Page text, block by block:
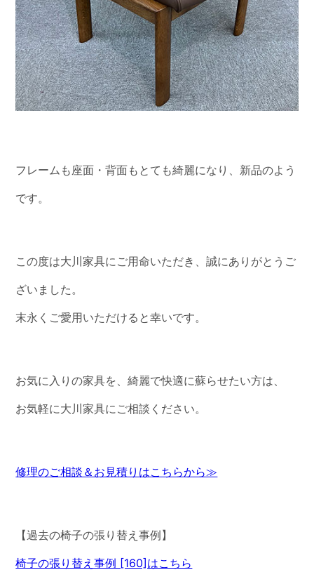
フレームも座面・背面もとても綺麗になり、新品のよう
です。
この度は大川家具にご用命いただき、誠にありがとうご
ざいました。
末永くご愛用いただけると幸いです。
お気に入りの家具を、綺麗で快適に蘇らせたい方は、
お気軽に大川家具にご相談ください。
修理のご相談＆お見積りはこちらから≫
【過去の椅子の張り替え事例】
椅子の張り替え事例 [160]はこちら